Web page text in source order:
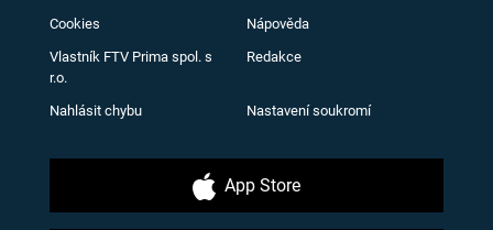
Cookies Nápověda
Vlastník FTV Prima spol. s
r.o.
Redakce
Nahlásit chybu Nastavení soukromí
App Store